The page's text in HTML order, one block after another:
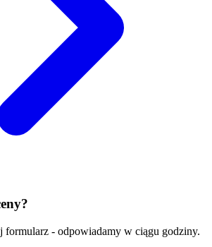
formularz - odpowiadamy w ciągu godziny.